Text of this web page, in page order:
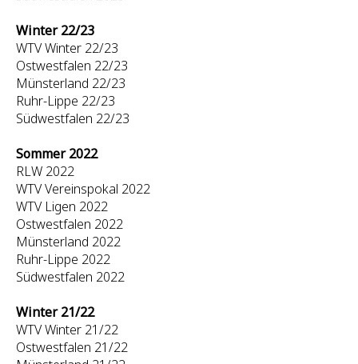
Winter 22/23
WTV Winter 22/23
Ostwestfalen 22/23
Münsterland 22/23
Ruhr-Lippe 22/23
Südwestfalen 22/23
Sommer 2022
RLW 2022
WTV Vereinspokal 2022
WTV Ligen 2022
Ostwestfalen 2022
Münsterland 2022
Ruhr-Lippe 2022
Südwestfalen 2022
Winter 21/22
WTV Winter 21/22
Ostwestfalen 21/22